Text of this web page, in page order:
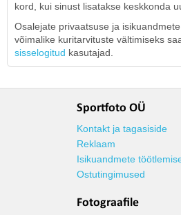
kord, kui sinust lisatakse keskkonda
Osalejate privaatsuse ja
võimalike kuritarvituste vältimiseks
sisselogitud kasutajad.
Sportfoto OÜ
Kontakt ja tagasiside
Reklaam
Isikuandmete
Ostutingimused
Fotograafile